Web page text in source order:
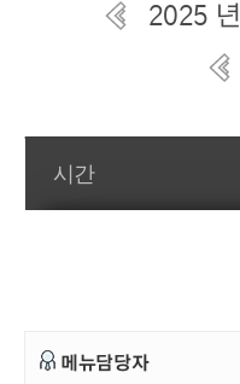
2025 년
일간 부서일정관리
시간
메뉴담당자